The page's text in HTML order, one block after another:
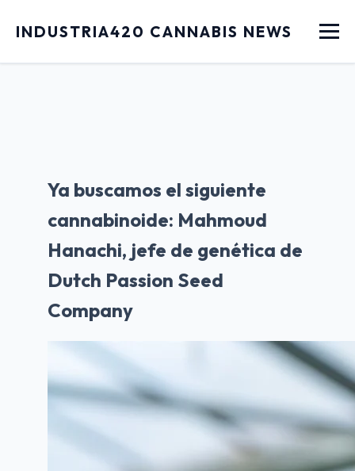
INDUSTRIA420 CANNABIS NEWS Menu
Ya buscamos el siguiente
cannabinoide: Mahmoud
Hanachi, jefe de genética de
Dutch Passion Seed
Company